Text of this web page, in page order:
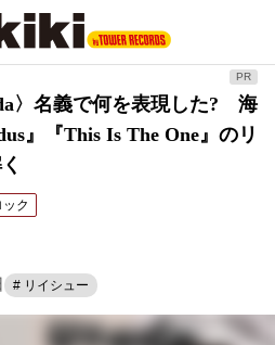
〉名義で何を表現した? 海
』『This Is The One』のリ
ク
# リイシュー